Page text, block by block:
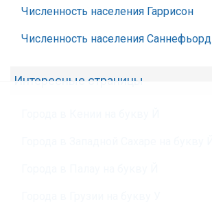
Численность населения Гаррисон
Численность населения Саннефьорд
Интересные страницы